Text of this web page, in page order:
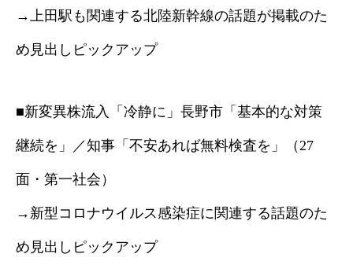
→上田駅も関連する北陸新幹線の話題が掲載のた
め見出しピックアップ
■新変異株流入「冷静に」長野市「基本的な対策
継続を」／知事「不安あれば無料検査を」（27
面・第一社会）
→新型コロナウイルス感染症に関連する話題のた
め見出しピックアップ